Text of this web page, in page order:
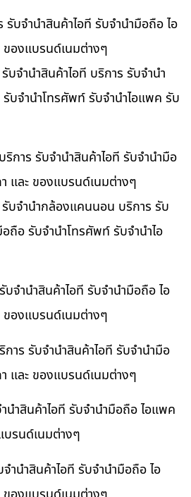
รับจำนำสินค้าไอที รับจำนำมือถือ ไอ
องแบรนด์เนมต่างๆ
จำนำสินค้าไอที บริการ รับจำนำ
บจำนำโทรศัพท์ รับจำนำไอแพค รับ
การ รับจำนำสินค้าไอที รับจำนำมือ
และ ของแบรนด์เนมต่างๆ
บจำนำกล้องแคนนอน บริการ รับ
ถือ รับจำนำโทรศัพท์ รับจำนำไอ
จำนำสินค้าไอที รับจำนำมือถือ ไอ
องแบรนด์เนมต่างๆ
าร รับจำนำสินค้าไอที รับจำนำมือ
และ ของแบรนด์เนมต่างๆ
นำสินค้าไอที รับจำนำมือถือ ไอแพค
บรนด์เนมต่างๆ
ำนำสินค้าไอที รับจำนำมือถือ ไอ